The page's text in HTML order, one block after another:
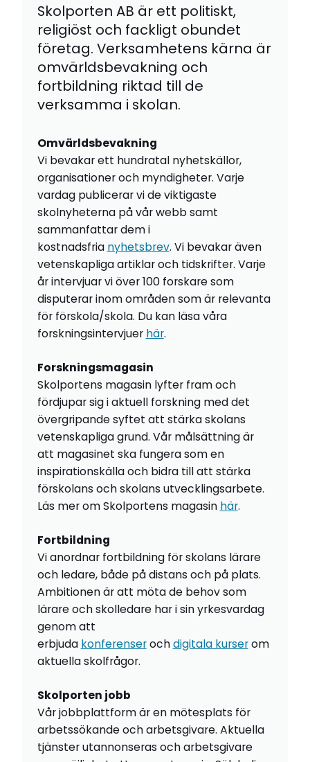
Skolporten AB är ett politiskt,
religiöst och fackligt obundet
företag. Verksamhetens kärna är
omvärldsbevakning och
fortbildning riktad till de
verksamma i skolan.
Omvärldsbevakning
Vi bevakar ett hundratal nyhetskällor,
organisationer och myndigheter. Varje
vardag publicerar vi de viktigaste
skolnyheterna på vår webb samt
sammanfattar dem i
kostnadsfria nyhetsbrev. Vi bevakar även
vetenskapliga artiklar och tidskrifter. Varje
år intervjuar vi över 100 forskare som
disputerar inom områden som är relevanta
för förskola/skola. Du kan läsa våra
forskningsintervjuer här.
Forskningsmagasin
Skolportens magasin lyfter fram och
fördjupar sig i aktuell forskning med det
övergripande syftet att stärka skolans
vetenskapliga grund. Vår målsättning är
att magasinet ska fungera som en
inspirationskälla och bidra till att stärka
förskolans och skolans utvecklingsarbete.
Läs mer om Skolportens magasin här.
Fortbildning
Vi anordnar fortbildning för skolans lärare
och ledare, både på distans och på plats.
Ambitionen är att möta de behov som
lärare och skolledare har i sin yrkesvardag
genom att
erbjuda konferenserochdigitala kurserom
aktuella skolfrågor.
Skolporten jobb
Vår jobbplattform är en mötesplats för
arbetssökande och arbetsgivare. Aktuella
tjänster utannonseras och arbetsgivare